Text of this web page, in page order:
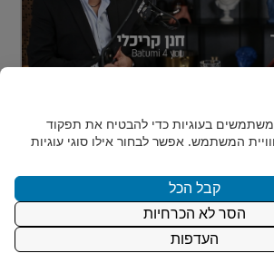
חולמים על השקעת נדל״ן – אבל
קרא עוד
משתמשים בעוגיות כדי להבטיח את תפקוד
המשתמש. אפשר לבחור אילו סוגי עוגיות
קבל הכל
הסר לא הכרחיות
העדפות